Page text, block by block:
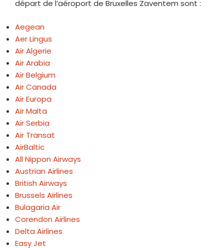
départ de l’aéroport de Bruxelles Zaventem sont :
Aegean
Aer Lingus
Air Algerie
Air Arabia
Air Belgium
Air Canada
Air Europa
Air Malta
Air Serbia
Air Transat
AirBaltic
All Nippon Airways
Austrian Airlines
British Airways
Brussels Airlines
Bulagaria Air
Corendon Airlines
Delta Airlines
Easy Jet